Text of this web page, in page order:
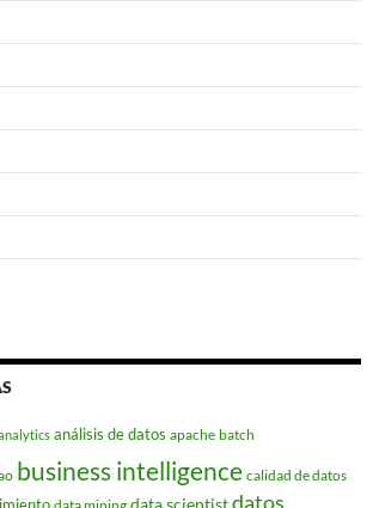
análisis de datos apache batch
business intelligence calidad de datos
data scientistdatos